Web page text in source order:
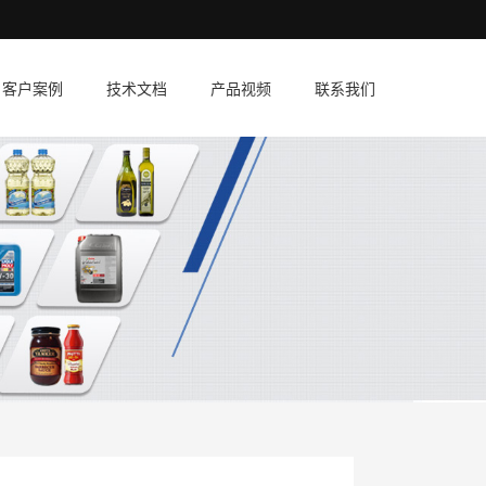
客户案例 技术文档 产品视频 联系我们